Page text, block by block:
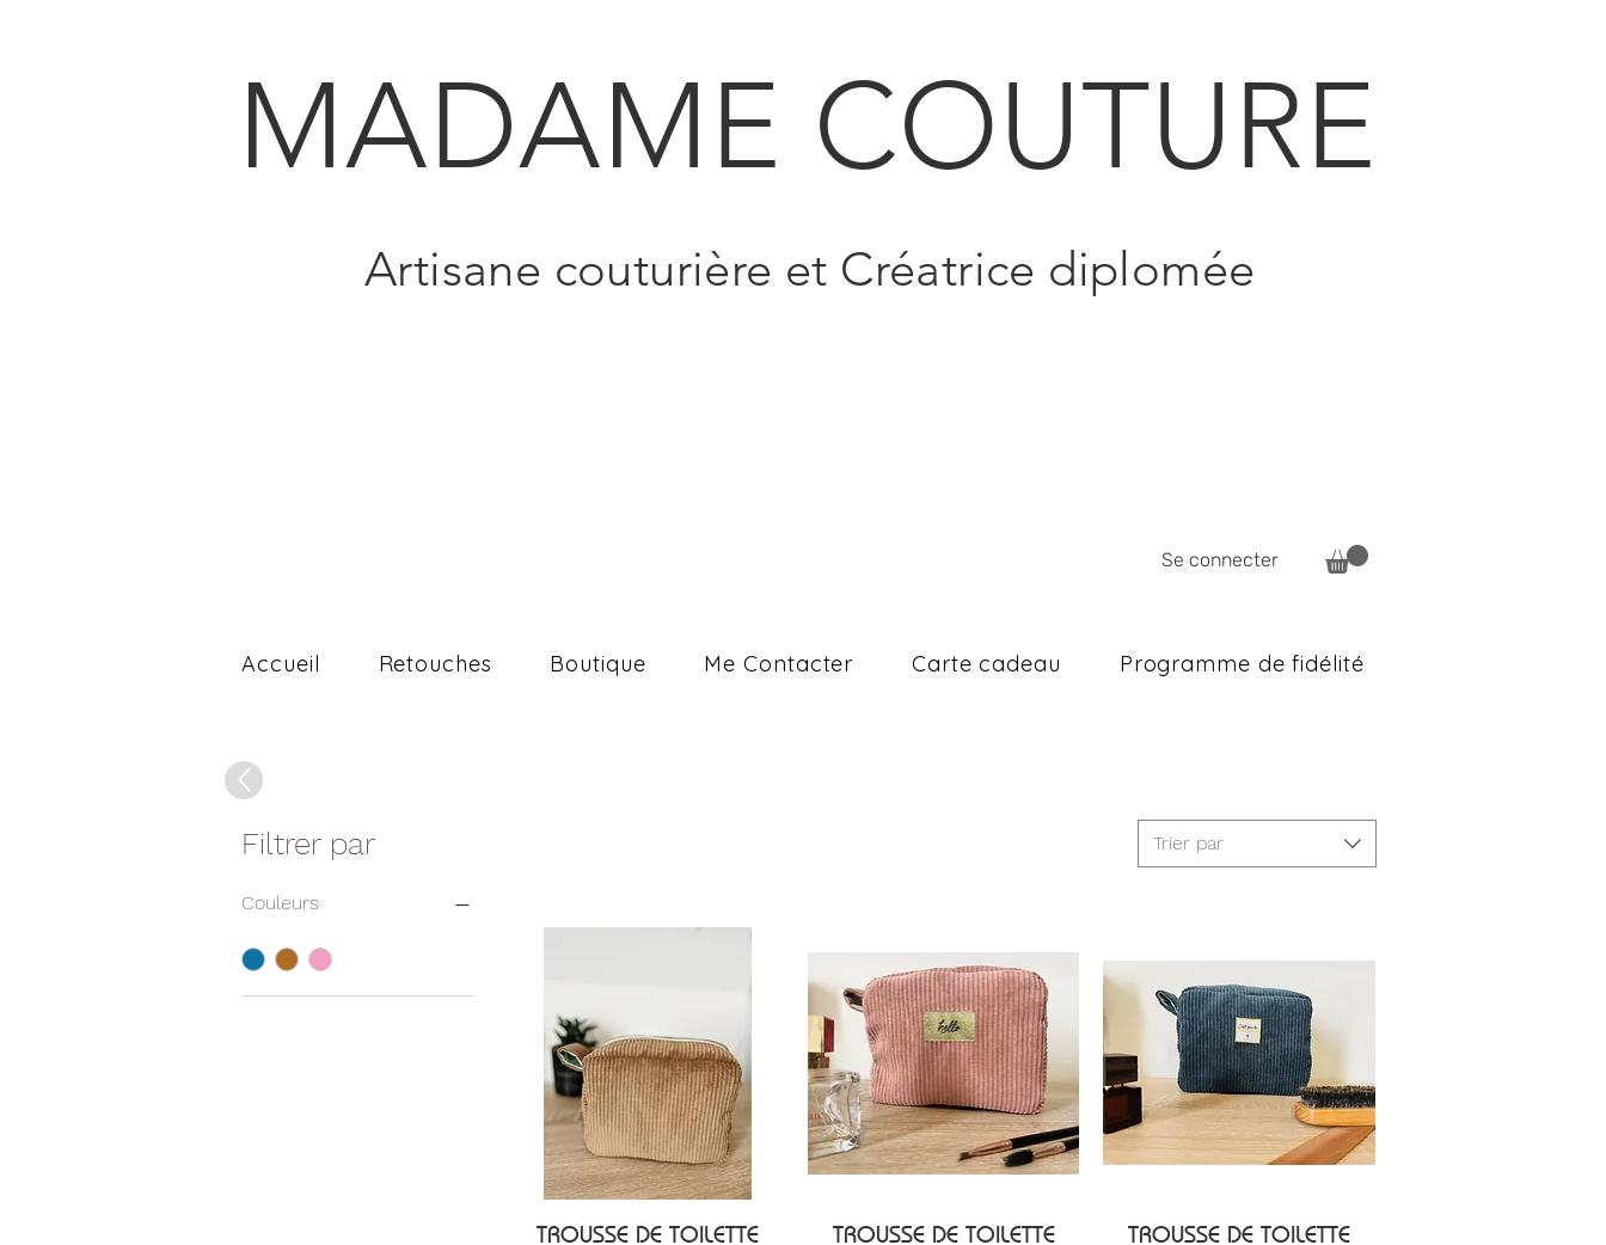
MADAME COUTURE
Artisane couturière et Créatrice diplomée
Se connecter
Accueil Retouches Boutique Me Contacter Carte cadeau Programme de fidélité
Filtrer par
Couleurs
Trier par
Aperçu rapide
TROUSSE DE TOILETTE Aperçu rapide
TROUSSE DE TOILETTE Aperçu rapide
TROUSSE DE TOILETTE